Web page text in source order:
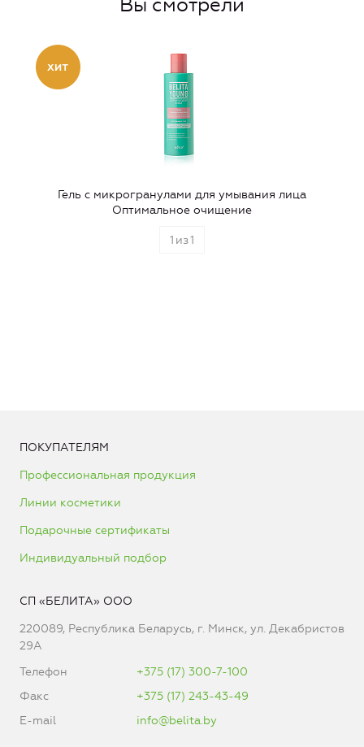
Вы смотрели
Гель с микрогранулами для умывания лица
Оптимальное очищение
1 из1
ПОКУПАТЕЛЯМ
Профессиональная продукция
Линии косметики
Подарочные сертификаты
Индивидуальный подбор
СП «БЕЛИТА» ООО
220089, Республика Беларусь, г. Минск, ул. Декабристов
29А
Телефон
+375 (17) 300-7-100
Факс
+375 (17) 243-43-49
E-mail
info@belita.by